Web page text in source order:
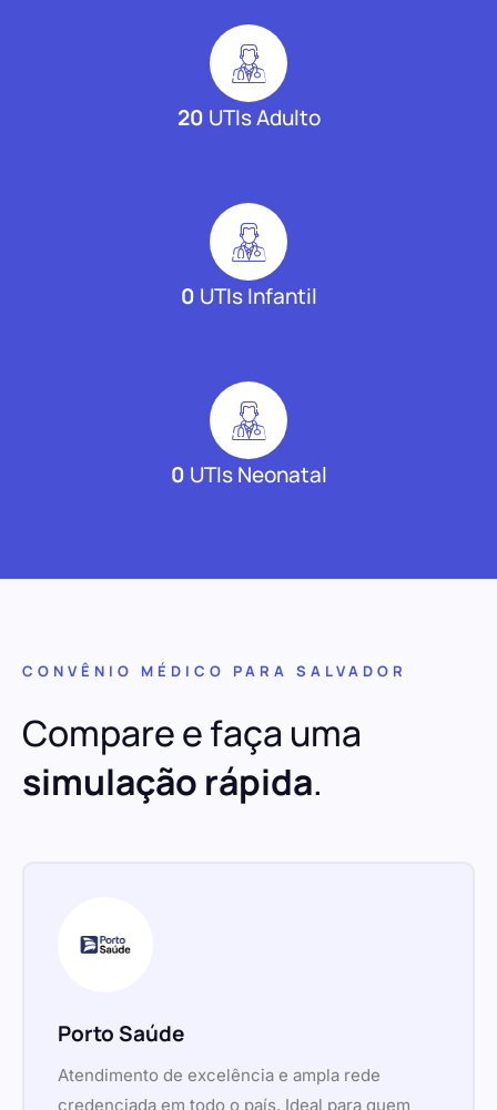
20 UTIs Adulto
0 UTIs Infantil
0 UTIs Neonatal
CONVÊNIO MÉDICO PARA SALVADOR
Compare e faça uma
simulação rápida.
Porto Saúde
Atendimento de excelência e ampla rede
credenciada em todo o país. Ideal para quem